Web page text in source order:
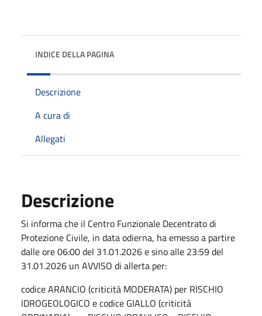
INDICE DELLA PAGINA
Descrizione
A cura di
Allegati
Descrizione
Si informa che il Centro Funzionale Decentrato di
Protezione Civile, in data odierna, ha emesso a partire
dalle ore 06:00 del 31.01.2026 e sino alle 23:59 del
31.01.2026 un AVVISO di allerta per:
codice ARANCIO (criticità MODERATA) per RISCHIO
IDROGEOLOGICO e codice GIALLO (criticità